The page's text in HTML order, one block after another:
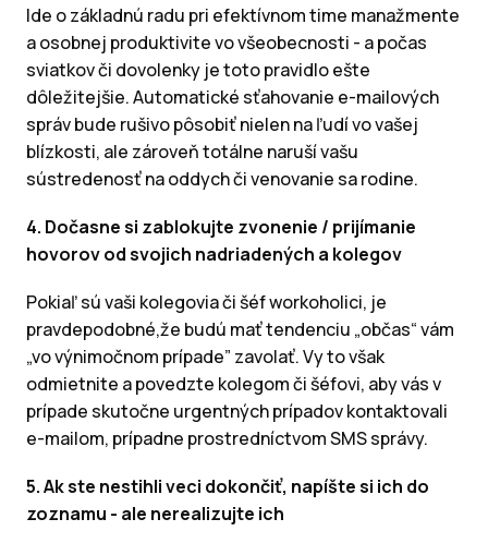
Ide o základnú radu pri efektívnom time manažmente
a osobnej produktivite vo všeobecnosti - a počas
sviatkov či dovolenky je toto pravidlo ešte
dôležitejšie. Automatické sťahovanie e-mailových
správ bude rušivo pôsobiť nielen na ľudí vo vašej
blízkosti, ale zároveň totálne naruší vašu
sústredenosť na oddych či venovanie sa rodine.
4. Dočasne si zablokujte zvonenie / prijímanie
hovorov od svojich nadriadených a kolegov
Pokiaľ sú vaši kolegovia či šéf workoholici, je
pravdepodobné,že budú mať tendenciu „občas“ vám
„vo výnimočnom prípade” zavolať. Vy to však
odmietnite a povedzte kolegom či šéfovi, aby vás v
prípade skutočne urgentných prípadov kontaktovali
e-mailom, prípadne prostredníctvom SMS správy.
5. Ak ste nestihli veci dokončiť, napíšte si ich do
zoznamu - ale nerealizujte ich